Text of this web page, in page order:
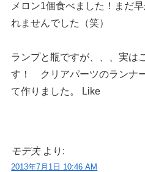
メロン1個食べました！まだ
れませんでした（笑）
ランプと瓶ですが、、、実は
す！ クリアパーツのランナ
て作りました。 Like
モデ夫 より:
2013年7月1日 10:46 AM